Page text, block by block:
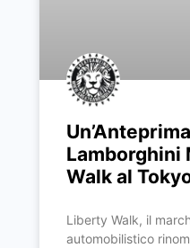
Lamborghini
Walk al
Liberty Walk, il
automobilistico